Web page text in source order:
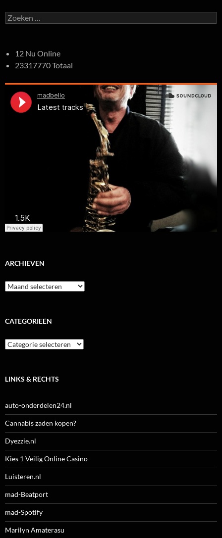
Zoeken
naar:
12 Nu Online
23317770 Totaal
ARCHIEVEN
Archieven
CATEGORIEËN
Categorieën
LINKS & RECHTS
auto-onderdelen24.nl
Cannabis zaden kopen?
Dyezzie.nl
Kies 1 Veilig Online Casino
Luisteren.nl
mad-Beatport
mad-Spotify
Marilyn Amaterasu